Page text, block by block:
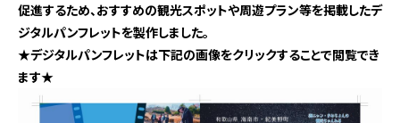
促進するため、おすすめの観光スポットや周遊プラン等を掲載したデ
ジタルパンフレットを製作しました。
★デジタルパンフレットは下記の画像をクリックすることで閲覧でき
ます★